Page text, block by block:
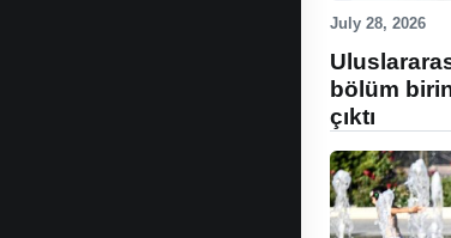
July 28, 2026
bölüm
çıktı